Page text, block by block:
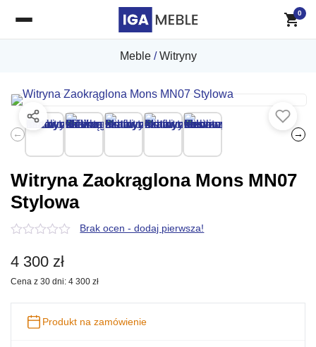
Meble/Witryny
← →
Witryna Zaokrąglona Mons MN07
Stylowa
z
5
Brak ocen - dodaj pierwsza!
4 300 zł
Cena z 30 dni: 4 300 zł
Produkt na zamówienie
0